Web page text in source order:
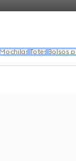
Mochilas Totes Bolsos